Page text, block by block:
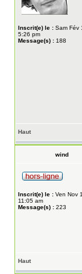
Inscrit(e) le : Sam Fév
5:26 pm
Message(s) : 188
Haut
wind
Inscrit(e) le : Ven Nov
11:05 am
Message(s) : 223
Haut